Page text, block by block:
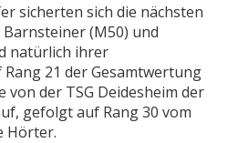
sicherten sich die nächsten
(M50) und
natürlich ihrer
21 der Gesamtwertung
der TSG Deidesheim der
gefolgt auf Rang 30 vom
Hörter.